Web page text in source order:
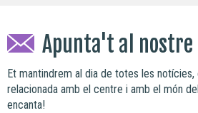
Apunta't al
Et mantindrem al dia de totes les
relacionada amb el centre i amb el món
encanta!